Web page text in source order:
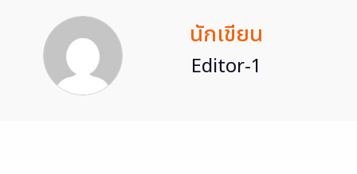
นักเขียน
Editor-1